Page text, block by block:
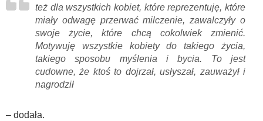
też dla wszystkich kobiet, które reprezentuję, które
miały odwagę przerwać milczenie, zawalczyły o
swoje życie, które chcą cokolwiek zmienić.
Motywuję wszystkie kobiety do takiego życia,
takiego sposobu myślenia i bycia. To jest
cudowne, że ktoś to dojrzał, usłyszał, zauważył i
nagrodził
– dodała.